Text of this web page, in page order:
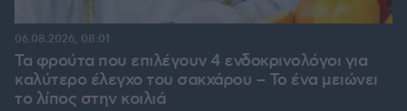
Τα φρούτα που επιλέγουν 4 ενδοκρινολόγοι για
καλύτερο έλεγχο του σακχάρου – Το ένα μειώνει
το λίπος στην κοιλιά
06.08.2026, 08:01